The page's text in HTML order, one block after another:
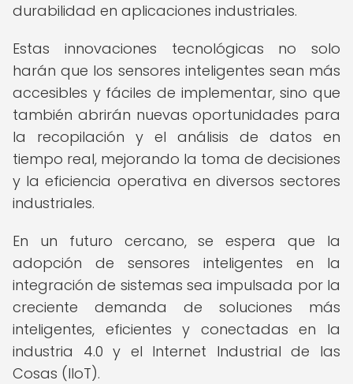
durabilidad en aplicaciones industriales.
Estas innovaciones tecnológicas no solo
harán que los sensores inteligentes sean más
accesibles y fáciles de implementar, sino que
también abrirán nuevas oportunidades para
la recopilación y el análisis de datos en
tiempo real, mejorando la toma de decisiones
y la eficiencia operativa en diversos sectores
industriales.
En un futuro cercano, se espera que la
adopción de sensores inteligentes en la
integración de sistemas sea impulsada por la
creciente demanda de soluciones más
inteligentes, eficientes y conectadas en la
industria 4.0 y el Internet Industrial de las
Cosas (IIoT).